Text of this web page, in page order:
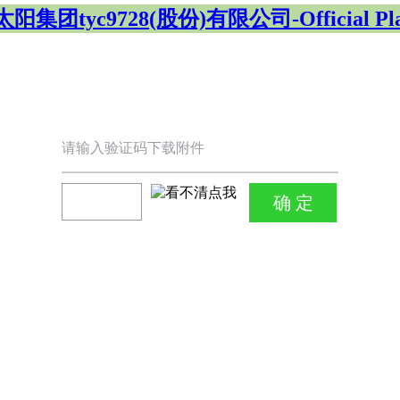
阳集团tyc9728(股份)有限公司-Official
请输入验证码下载附件